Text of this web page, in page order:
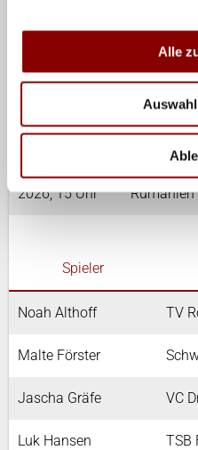
Alle
Uhr
Di, 14. Juli
Uhr
2026, 15 Uhr
Rumänien
Spieler
Noah Althoff TV
Malte Förster
Jascha Gräfe VC
Luk Hansen TSB